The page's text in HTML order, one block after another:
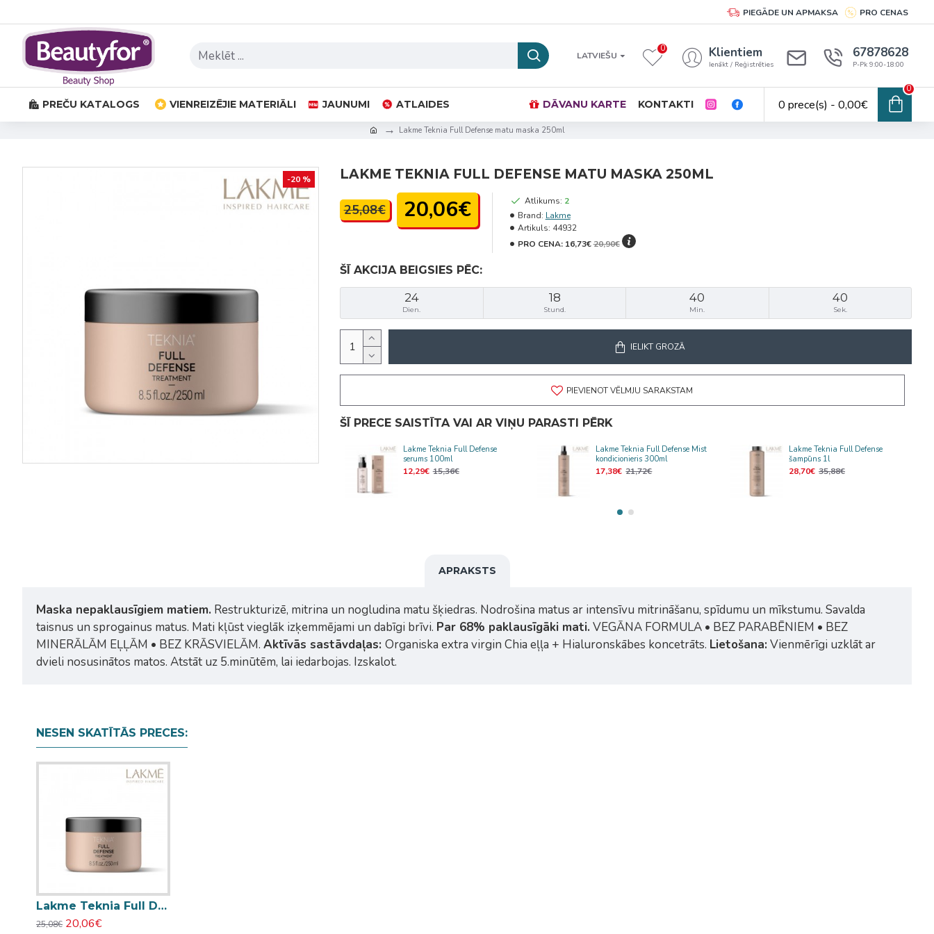
PIEGĀDE UN APMAKSA PRO CENAS
LATVIEŠU
0 Klientiem
Ienākt / Reģistrēties
67878628
P-Pk 9:00-18:00
PREČU KATALOGS VIENREIZĒJIE MATERIĀLI JAUNUMI ATLAIDES DĀVANU KARTE KONTAKTI 0 prece(s) - 0,00€
0
Lakme Teknia Full Defense matu maska 250ml
-20 % LAKME TEKNIA FULL DEFENSE MATU MASKA 250ML
ŠĪ AKCIJA BEIGSIES PĒC:
24
Dien.
18
Stund.
40
Min.
40
Sek.
25,08€ 20,06€ Atlikums: 2
Brand: Lakme
Artikuls: 44932
PRO CENA: 16,73€20,90€
IELIKT GROZĀ
PIEVIENOT VĒLMJU SARAKSTAM
ŠĪ PRECE SAISTĪTA VAI AR VIŅU PARASTI PĒRK
Lakme Teknia Full Defense
serums 100ml
12,29€ 15,36€
Lakme Teknia Full Defense Mist
kondicionieris 300ml
17,38€ 21,72€
Lakme Teknia Full Defense
šampūns 1l
28,70€ 35,88€
APRAKSTS
Maska nepaklausīgiem matiem. Restrukturizē, mitrina un nogludina matu šķiedras. Nodrošina matus ar intensīvu mitrināšanu, spīdumu un mīkstumu. Savalda
taisnus un sprogainus matus. Mati kļūst vieglāk izķemmējami un dabīgi brīvi. Par 68% paklausīgāki mati. VEGĀNA FORMULA • BEZ PARABĒNIEM • BEZ
MINERĀLĀM EĻĻĀM • BEZ KRĀSVIELĀM. Aktīvās sastāvdaļas: Organiska extra virgin Chia eļļa + Hialuronskābes koncetrāts. Lietošana: Vienmērīgi uzklāt ar
dvieli nosusinātos matos. Atstāt uz 5.minūtēm, lai iedarbojas. Izskalot.
NESEN SKATĪTĀS PRECES:
Lakme Teknia Full Defense matu maska 250ml
25,08€ 20,06€